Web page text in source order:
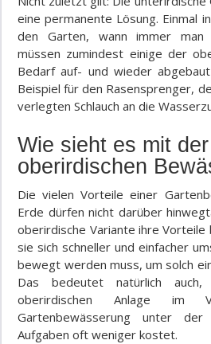
eine permanente Lösung. Einmal
den Garten, wann immer man
müssen zumindest einige der
Bedarf auf- und wieder
Beispiel für den Rasensprenger,
verlegten Schlauch an die
Wie sieht es mit der
oberirdischen
Die vielen Vorteile einer
Erde dürfen nicht darüber
oberirdische Variante ihre
sie sich schneller und einfacher
bewegt werden muss, um solch
Das bedeutet natürlich
oberirdischen Anlage im
Gartenbewässerung unter
Aufgaben oft weniger kostet.